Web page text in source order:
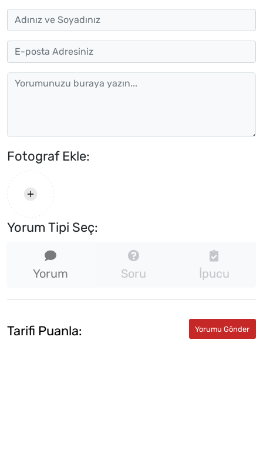
Fotograf Ekle:
Yorum Tipi Seç:
Yorum Soru İpucu
Tarifi Puanla: